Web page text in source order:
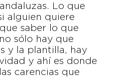
Lo que
alguien quiere
saber lo que
sólo hay que
y la plantilla, hay
y ahí es donde
carencias que